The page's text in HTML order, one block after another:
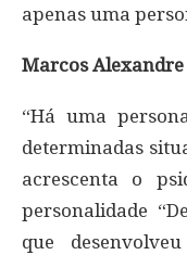
apenas uma
Marcos
“Há uma
determinadas
acrescenta o
personalidade
que